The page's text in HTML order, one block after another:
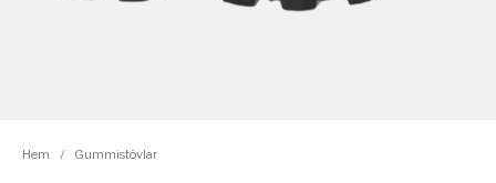
Hem / Gummistövlar